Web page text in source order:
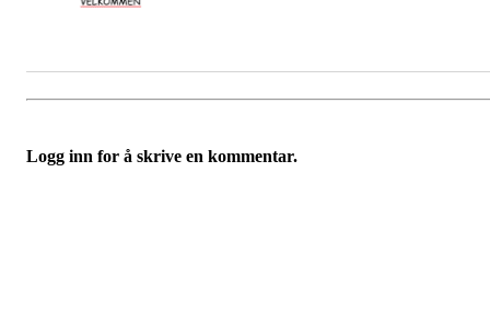
Logg inn for å skrive en kommentar.